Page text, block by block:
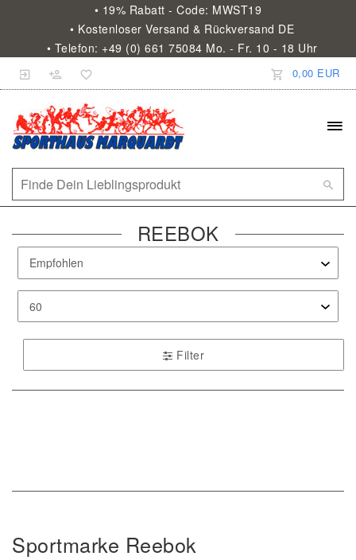
• 19% Rabatt - Code: MWST19
• Kostenloser Versand & Rückversand DE
• Telefon: +49 (0) 661 75084 Mo. - Fr. 10 - 18 Uhr
0,00 EUR
REEBOK
Filter
Sportmarke Reebok